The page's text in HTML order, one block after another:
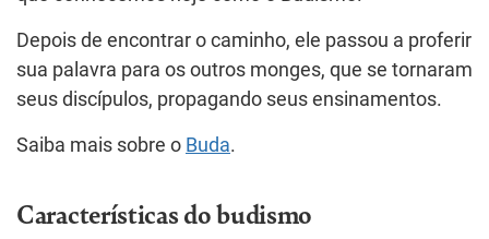
Depois de encontrar o caminho, ele passou a proferir
sua palavra para os outros monges, que se tornaram
seus discípulos, propagando seus ensinamentos.
Saiba mais sobre o Buda.
Características do budismo